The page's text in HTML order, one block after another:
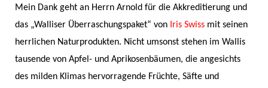
Mein Dank geht an Herrn Arnold für die Akkreditierung und
das „Walliser Überraschungspaket“ von Iris Swiss mit seinen
herrlichen Naturprodukten. Nicht umsonst stehen im Wallis
tausende von Apfel- und Aprikosenbäumen, die angesichts
des milden Klimas hervorragende Früchte, Säfte und